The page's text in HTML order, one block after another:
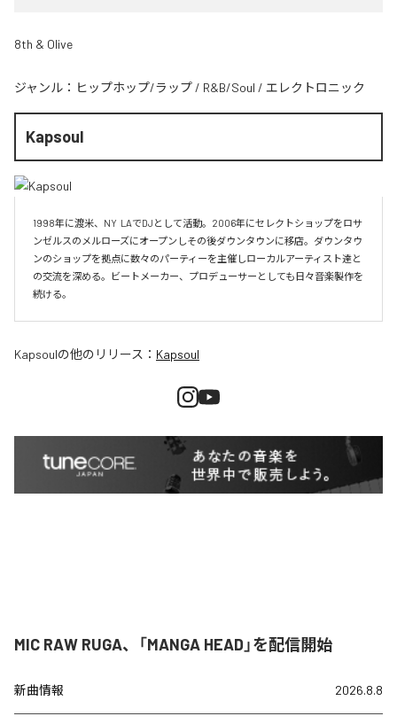
8th & Olive
ジャンル： ヒップホップ/ラップ / R&B/Soul / エレクトロニック
Kapsoul
1998年に渡米、NY  LAでDJとして活動。2006年にセレクトショップをロサ
ンゼルスのメルローズにオープンしその後ダウンタウンに移店。ダウンタウ
ンのショップを拠点に数々のパーティーを主催しローカルアーティスト達と
の交流を深める。ビートメーカー、プロデューサーとしても日々音楽製作を
続ける。
Kapsoulの他のリリース： Kapsoul
MIC RAW RUGA、「MANGA HEAD」を配信開始
新曲情報 2026.8.8